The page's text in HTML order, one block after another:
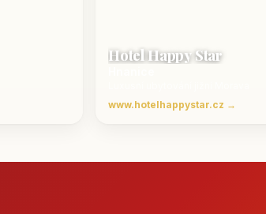
Hotel Happy Star
www.hotelhappystar.cz →